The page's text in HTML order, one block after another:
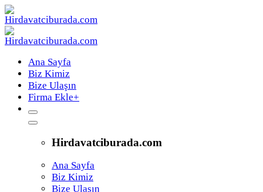
Ana Sayfa
Biz Kimiz
Bize Ulaşın
Firma Ekle+
Hirdavatciburada.com
Ana Sayfa
Biz Kimiz
Bize Ulaşın